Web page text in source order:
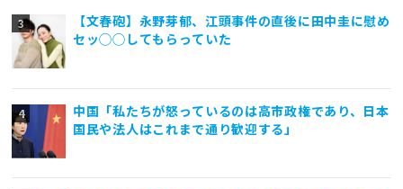
【文春砲】永野芽郁、江頭事件の直後に田中圭に慰め
セッ◯◯してもらっていた
中国「私たちが怒っているのは高市政権であり、日本
国民や法人はこれまで通り歓迎する」